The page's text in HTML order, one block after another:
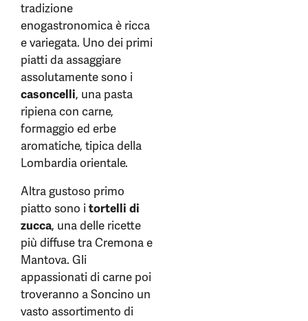
tradizione
enogastronomica è ricca
e variegata. Uno dei primi
piatti da assaggiare
assolutamente sono i
casoncelli, una pasta
ripiena con carne,
formaggio ed erbe
aromatiche, tipica della
Lombardia orientale.
Altra gustoso primo
piatto sono itortelli di
zucca, una delle ricette
più diffuse tra Cremona e
Mantova. Gli
appassionati di carne poi
troveranno a Soncino un
vasto assortimento di